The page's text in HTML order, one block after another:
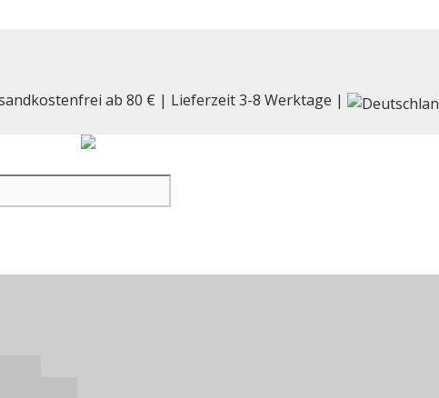
ab 80 € | Lieferzeit 3-8 Werktage |